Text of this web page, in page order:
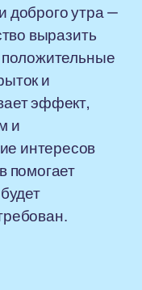
доброго утра —
выразить
и
эффект,
и
интересов
помогает